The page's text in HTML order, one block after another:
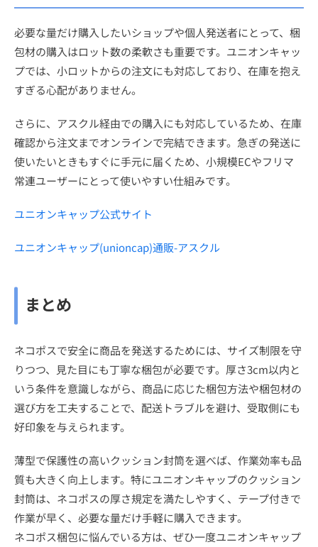
必要な量だけ購入したいショップや個人発送者にとって、梱
包材の購入はロット数の柔軟さも重要です。ユニオンキャッ
プでは、小ロットからの注文にも対応しており、在庫を抱え
すぎる心配がありません。
さらに、アスクル経由での購入にも対応しているため、在庫
確認から注文までオンラインで完結できます。急ぎの発送に
使いたいときもすぐに手元に届くため、小規模ECやフリマ
常連ユーザーにとって使いやすい仕組みです。
ユニオンキャップ公式サイト
ユニオンキャップ(unioncap)通販-アスクル
まとめ
ネコポスで安全に商品を発送するためには、サイズ制限を守
りつつ、見た目にも丁寧な梱包が必要です。厚さ3cm以内と
いう条件を意識しながら、商品に応じた梱包方法や梱包材の
選び方を工夫することで、配送トラブルを避け、受取側にも
好印象を与えられます。
薄型で保護性の高いクッション封筒を選べば、作業効率も品
質も大きく向上します。特にユニオンキャップのクッション
封筒は、ネコポスの厚さ規定を満たしやすく、テープ付きで
作業が早く、必要な量だけ手軽に購入できます。
ネコポス梱包に悩んでいる方は、ぜひ一度ユニオンキャップ